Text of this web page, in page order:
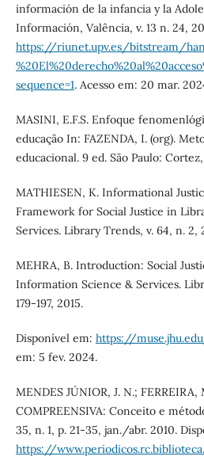
información de la infancia y la
Información, Valência, v. 13 n. 24,
https://riunet.upv.es/bitstream/
sequence=1. Acesso em: 20 mar.
MASINI, E.F.S. Enfoque
educação In: FAZENDA, I. (org).
educacional. 9 ed. São Paulo:
MATHIESEN, K. Informational
Framework for Social Justice in
Services. Library Trends, v. 64, n. 2,
MEHRA, B. Introduction: Social
Information Science & Services.
179-197, 2015.
Disponível em: https://
em: 5 fev. 2024.
MENDES JÚNIOR, J. N.; FERREIRA,
COMPREENSIVA: Conceito e
35, n. 1, p. 21-35, jan./abr. 2010.
https://